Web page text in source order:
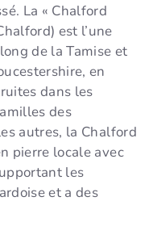
La « Chalford
est l’une
de la Tamise et
en
dans les
des
autres, la Chalford
pierre locale avec
les
et a des